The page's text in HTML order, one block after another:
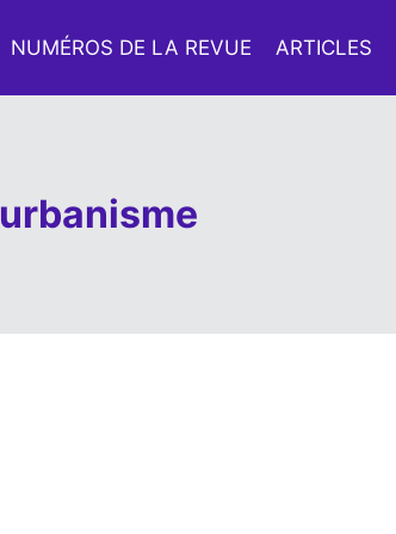
NUMÉROS DE LA REVUE ARTICLES
urbanisme